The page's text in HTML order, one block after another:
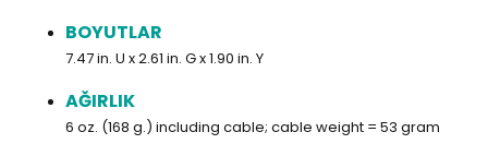
BOYUTLAR
7.47 in. U x 2.61 in. G x 1.90 in. Y
AĞIRLIK
6 oz. (168 g.) including cable; cable weight = 53 gram